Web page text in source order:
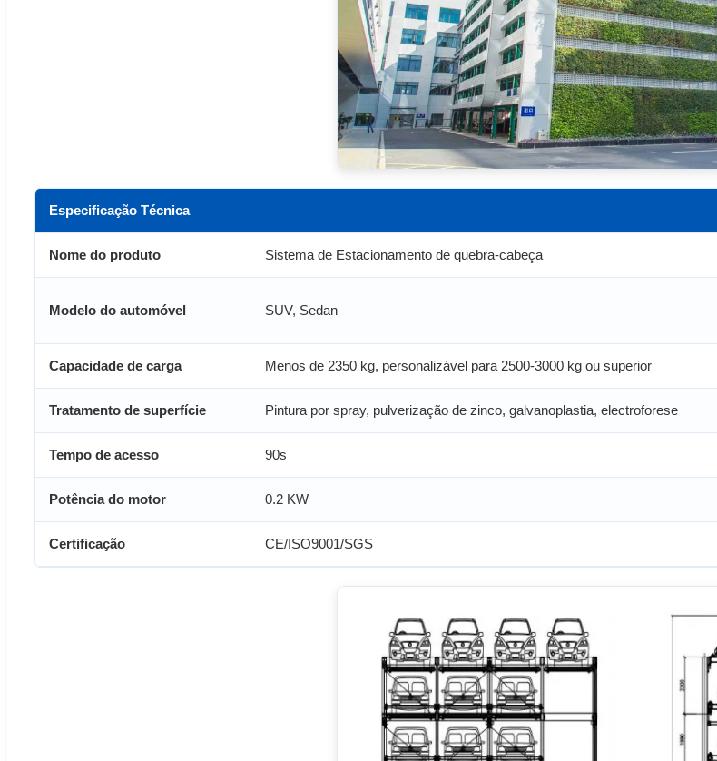
Especificação Técnica
Nome do produto Sistema de Estacionamento de quebra-cabeça
Modelo do automóvel SUV, Sedan
Capacidade de carga Menos de 2350 kg, personalizável para 2500-3000 kg ou superior
Tratamento de superfície Pintura por spray, pulverização de zinco, galvanoplastia, electroforese
Tempo de acesso 90s
Potência do motor 0.2 KW
Certificação CE/ISO9001/SGS